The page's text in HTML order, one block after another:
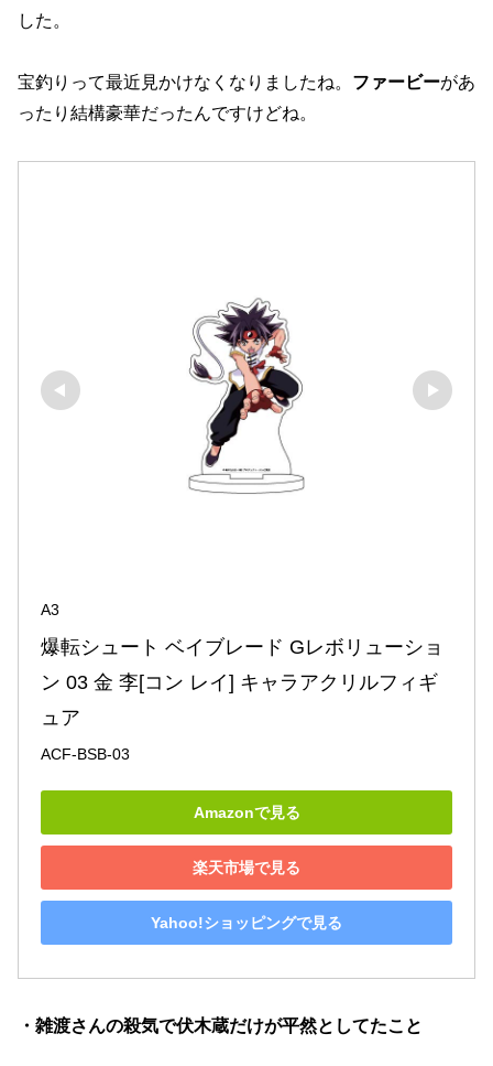
した。
宝釣りって最近見かけなくなりましたね。 ファービーがあ
ったり結構豪華だったんですけどね。
A3
爆転シュート ベイブレード Gレボリューショ
ン 03 金 李[コン レイ] キャラアクリルフィギ
ュア
ACF-BSB-03
Amazonで見る
楽天市場で見る
Yahoo!ショッピングで見る
・雑渡さんの殺気で伏木蔵だけが平然としてたこと